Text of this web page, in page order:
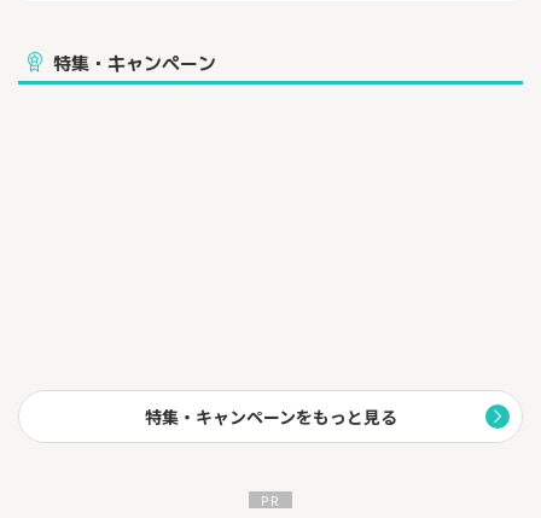
・忙しくてもOK！24時間いつでも取引！
みに係る符号（番号）を、この広告に係るアフィリエイトサービ
スプロバイダ及び広告代理店に提供し、また、この広告に係るア
フィリエイトサービスプロバイダ及び広告代理店からこの広告に
ることは、みずほ銀行に対し、この提供に同意することを確認す
特集・キャンペーン
特集・キャンペーンをもっと見る